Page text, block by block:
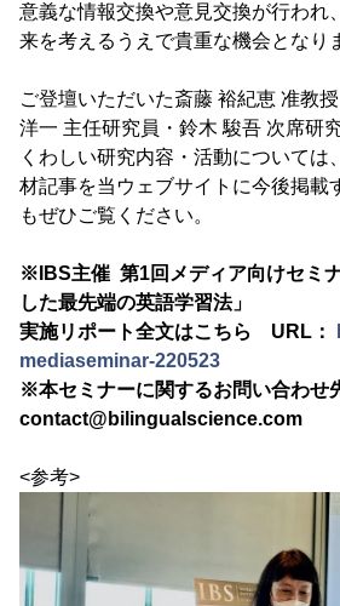
意義な情報交換や意見交換が行われ
来を考えるうえで貴重な機会となり
ご登壇いただいた斎藤 裕紀恵 准教
洋一 主任研究員・鈴木 駿吾 次席研
くわしい研究内容・活動については
材記事を当ウェブサイトに今後掲載
もぜひご覧ください。
※IBS主催 第1回メディア向けセミ
した最先端の英語学習法」
実施リポート全文はこちら URL：
mediaseminar-220523
※本セミナーに関するお問い合わせ
contact@bilingualscience.com
<参考>